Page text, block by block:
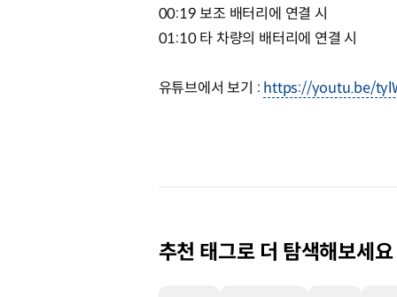
00:19 보조 배터리에 연결 시
01:10 타 차량의 배터리에 연결 시
유튜브에서 보기 : https://youtu.be/
추천 태그로 더 탐색해보세요